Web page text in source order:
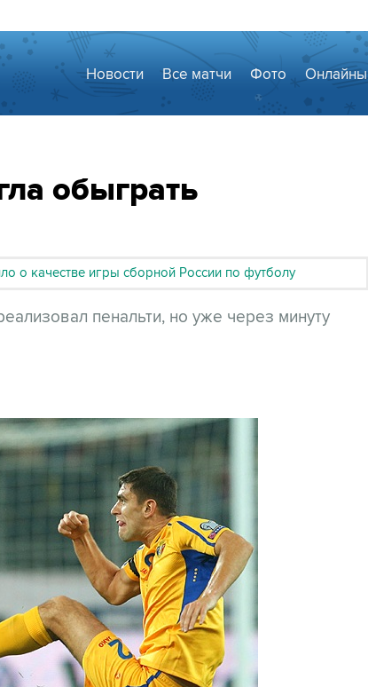
Новости Все матчи Фото Онлайны
обыграть
о качестве игры сборной России по футболу
пенальти, но уже через минуту